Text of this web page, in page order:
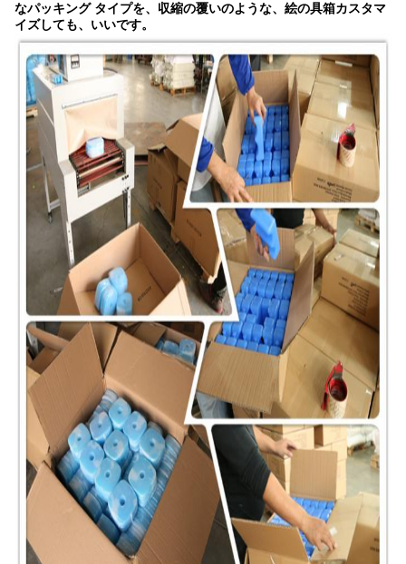
なパッキング タイプを、収縮の覆いのような、絵の具箱カスタマ
イズしても、いいです。